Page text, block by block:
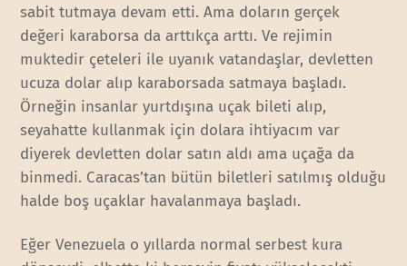
sabit tutmaya devam etti. Ama doların gerçek
değeri karaborsa da arttıkça arttı. Ve rejimin
muktedir çeteleri ile uyanık vatandaşlar, devletten
ucuza dolar alıp karaborsada satmaya başladı.
Örneğin insanlar yurtdışına uçak bileti alıp,
seyahatte kullanmak için dolara ihtiyacım var
diyerek devletten dolar satın aldı ama uçağa da
binmedi. Caracas’tan bütün biletleri satılmış olduğu
halde boş uçaklar havalanmaya başladı.
Eğer Venezuela o yıllarda normal serbest kura